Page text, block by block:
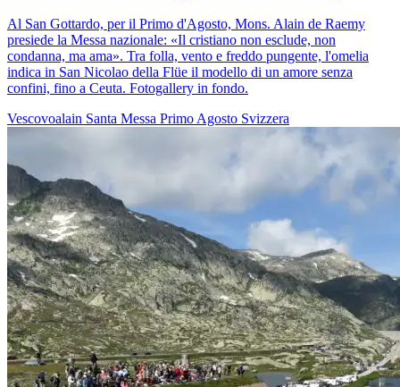
Al San Gottardo, per il Primo d'Agosto, Mons. Alain de Raemy
presiede la Messa nazionale: «Il cristiano non esclude, non
condanna, ma ama». Tra folla, vento e freddo pungente, l'omelia
indica in San Nicolao della Flüe il modello di un amore senza
confini, fino a Ceuta. Fotogallery in fondo.
Vescovoalain Santa Messa Primo Agosto Svizzera